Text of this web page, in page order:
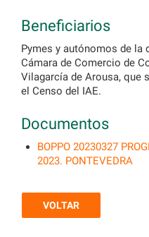
Beneficiarios
Pymes y autónomos de
Cámara de Comercio de
Vilagarcía de Arousa, que
el Censo del IAE.
Documentos
BOPPO 20230327
2023. PONTEVEDRA
VOLTAR